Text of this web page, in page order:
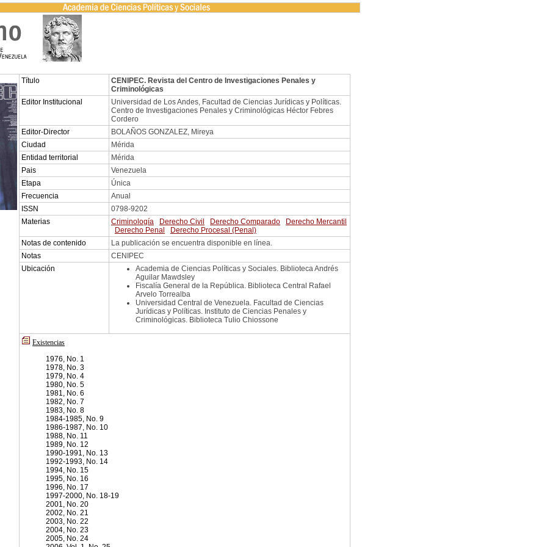
Título
CENIPEC. Revista del Centro de Investigaciones Penales y
Criminológicas
Editor Institucional
Universidad de Los Andes, Facultad de Ciencias Jurídicas y Políticas.
Centro de Investigaciones Penales y Criminológicas Héctor Febres
Cordero
Editor-Director
BOLAÑOS GONZALEZ, Mireya
Ciudad
Mérida
Entidad territorial
Mérida
Pais
Venezuela
Etapa
Única
Frecuencia
Anual
ISSN
0798-9202
Materias
Criminología Derecho Civil Derecho Comparado
Derecho Mercantil
Derecho Penal
Derecho Procesal (Penal)
Notas de contenido
La publicación se encuentra disponible en línea.
Notas
CENIPEC
Ubicación
Academia de Ciencias Políticas y Sociales. Biblioteca Andrés
Aguilar Mawdsley
Fiscalía General de la República. Biblioteca Central Rafael
Arvelo Torrealba
Universidad Central de Venezuela. Facultad de Ciencias
Jurídicas y Políticas. Instituto de Ciencias Penales y
Criminológicas. Biblioteca Tulio Chiossone
Existencias
1976, No. 1
1978, No. 3
1979, No. 4
1980, No. 5
1981, No. 6
1982, No. 7
1983, No. 8
1984-1985, No. 9
1986-1987, No. 10
1988, No. 11
1989, No. 12
1990-1991, No. 13
1992-1993, No. 14
1994, No. 15
1995, No. 16
1996, No. 17
1997-2000, No. 18-19
2001, No. 20
2002, No. 21
2003, No. 22
2004, No. 23
2005, No. 24